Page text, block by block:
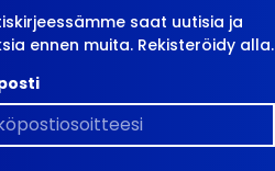
saat uutisia ja
ennen muita. Rekisteröidy alla.